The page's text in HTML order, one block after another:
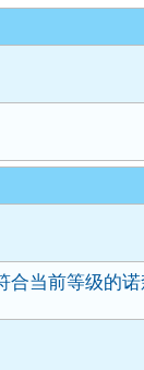
合当前等级的